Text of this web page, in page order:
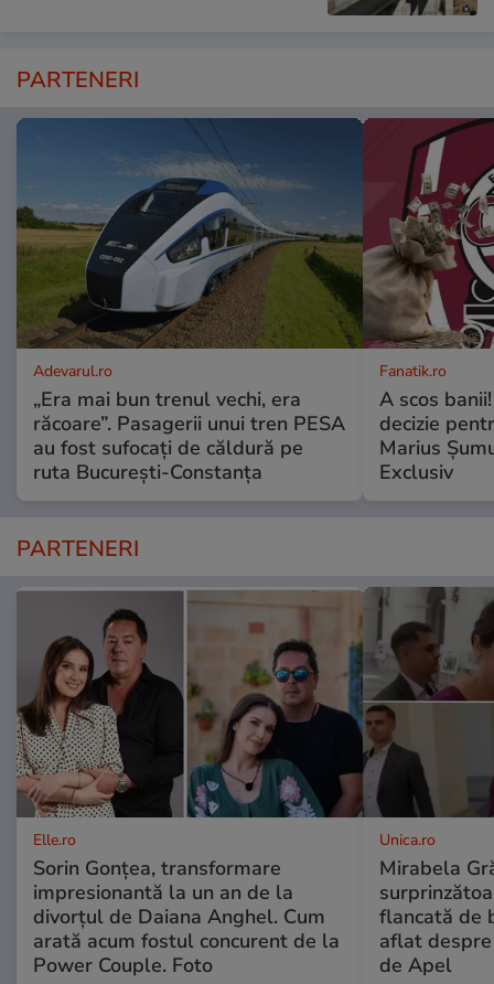
PARTENERI
Adevarul.ro
„Era mai bun trenul vechi, era
răcoare”. Pasagerii unui tren PESA
au fost sufocați de căldură pe
ruta București-Constanța
Fanatik.ro
A scos
decizie
Marius
Exclusiv
PARTENERI
Elle.ro
Sorin Gonțea, transformare
impresionantă la un an de la
divorțul de Daiana Anghel. Cum
arată acum fostul concurent de la
Power Couple. Foto
Unica.ro
Mirabela
flancată de
aflat
de Apel